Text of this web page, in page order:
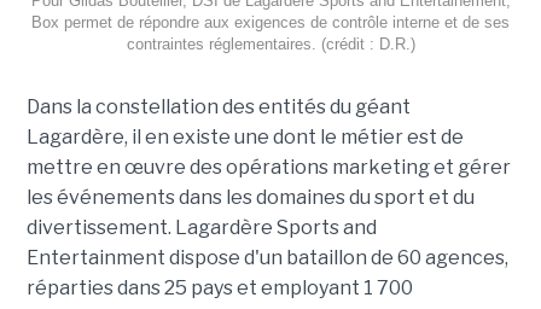
Box permet de répondre aux exigences de contrôle interne et de ses
contraintes réglementaires. (crédit : D.R.)
Dans la constellation des entités du géant
Lagardère, il en existe une dont le métier est de
mettre en œuvre des opérations marketing et gérer
les événements dans les domaines du sport et du
divertissement. Lagardère Sports and
Entertainment dispose d'un bataillon de 60 agences,
réparties dans 25 pays et employant 1 700